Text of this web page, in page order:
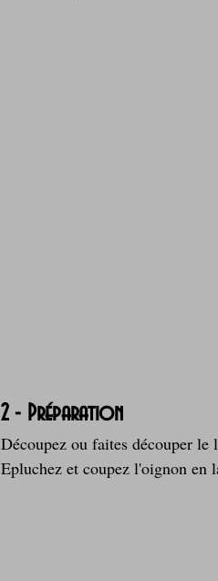
2 - Préparation
Découpez ou faites découper
Epluchez et coupez l'oignon en